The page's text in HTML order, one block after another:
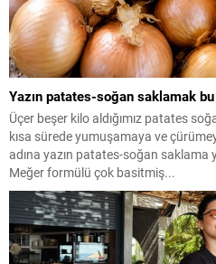
Yazın patates-soğan saklamak
Üçer beşer kilo aldığımız patates
kısa sürede yumuşamaya ve
adına yazın patates-soğan saklama
Meğer formülü çok basitmiş...